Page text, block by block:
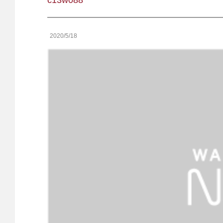
2020/5/18